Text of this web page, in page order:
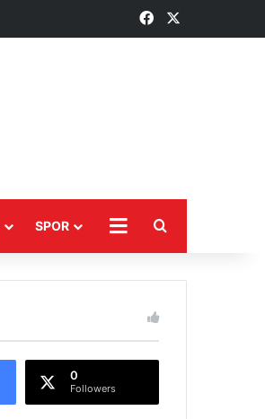
Facebook
SPOR DAHA
0
Followers